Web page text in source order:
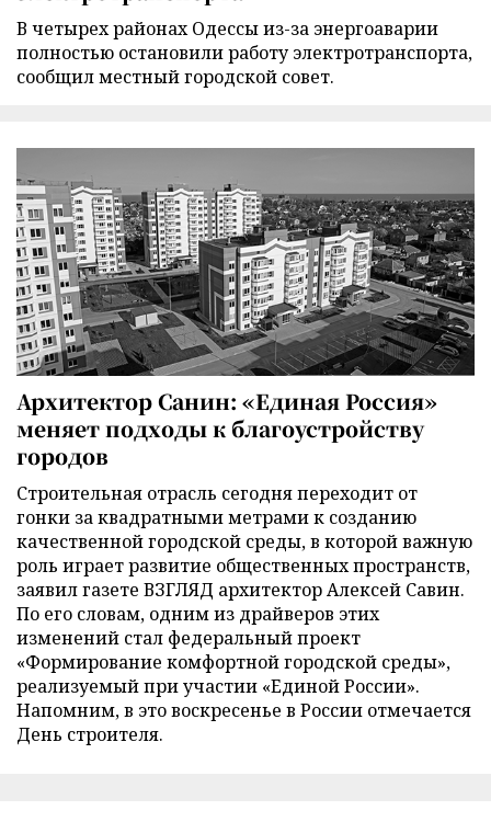
В четырех районах Одессы из-за энергоаварии
полностью остановили работу электротранспорта,
сообщил местный городской совет.
Архитектор Санин: «Единая Россия»
меняет подходы к благоустройству
городов
Строительная отрасль сегодня переходит от
гонки за квадратными метрами к созданию
качественной городской среды, в которой важную
роль играет развитие общественных пространств,
заявил газете ВЗГЛЯД архитектор Алексей Савин.
По его словам, одним из драйверов этих
изменений стал федеральный проект
«Формирование комфортной городской среды»,
реализуемый при участии «Единой России».
Напомним, в это воскресенье в России отмечается
День строителя.